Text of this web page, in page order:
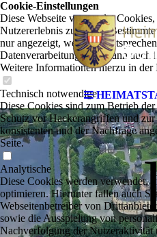
Cookie-Einstellungen
Diese Webseite verwendet
Nutzererlebnis zu bieten.
nur angezeigt, wenn die
Datenverarbeitung kann dann
Weitere Informationen hierzu in der
Technisch notwendige
Diese Cookies sind zum Betrieb
Schutz vor Hackerangriffen und
konsistenten und der Nachfrage
Seite.
Analytische
Diese Cookies werden verwendet,
optimieren. Hierunter fallen auch
Webseitenbetreiber von
sowie die Ausspielung von
Nachverfolgung der Nutzeraktivität